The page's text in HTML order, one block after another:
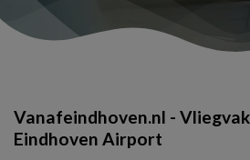
Vanafeindhoven.nl -
Eindhoven Airport